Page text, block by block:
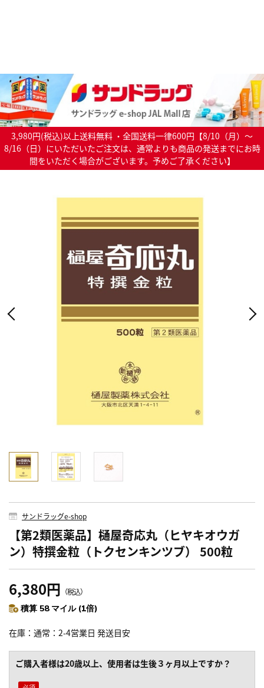
3,980円(税込)以上送料無料 ・全国送料一律600円【8/10（月）～
8/16（日）にいただいたご注文は、通常よりも商品の発送までにお時
間をいただく場合がございます。予めご了承ください】
サンドラッグe-shop
【第2類医薬品】樋屋奇応丸（ヒヤキオウガ
ン）特撰金粒（トクセンキンツブ） 500粒
6,380円 （税込）
積算 58 マイル (1倍)
在庫 通常：2-4営業日 発送目安
ご購入者様は20歳以上、使用者は生後３ヶ月以上ですか？